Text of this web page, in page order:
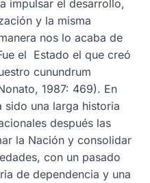
impulsar el desarrollo,
y la misma
nos lo acaba de
el Estado el que creó
cunundrum
1987: 469). En
sido una larga historia
después las
la Nación y consolidar
con un pasado
de dependencia y una